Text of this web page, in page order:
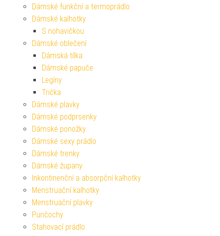
Dámské funkční a termoprádlo
Dámské kalhotky
S nohavičkou
Dámské oblečení
Dámská tílka
Dámské papuče
Legíny
Trička
Dámské plavky
Dámské podprsenky
Dámské ponožky
Dámské sexy prádlo
Dámské trenky
Dámské župany
Inkontinenční a absorpční kalhotky
Menstruační kalhotky
Menstruační plavky
Punčochy
Stahovací prádlo